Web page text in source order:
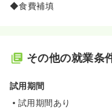
◆食費補填
その他の就業条
試用期間
試用期間あり